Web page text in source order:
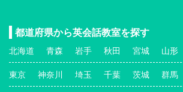
都道府県から英会話教室を探す
北海道 青森 岩手 秋田 宮城 山形
東京 神奈川 埼玉 千葉 茨城 群馬